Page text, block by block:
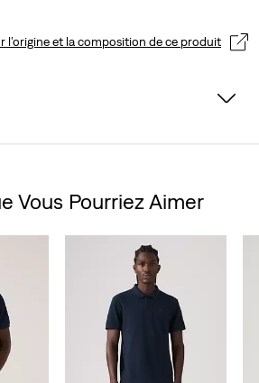
l’origine et la composition de ce produit
Vous Pourriez Aimer